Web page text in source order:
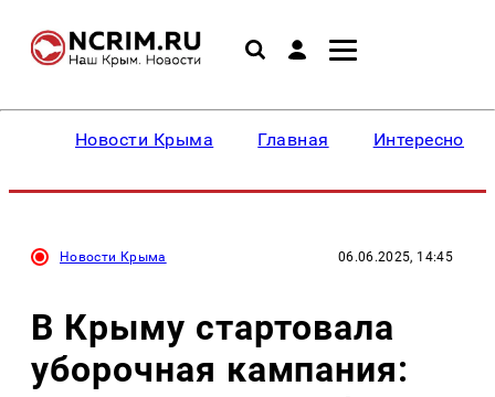
Новости Крыма Главная Интересное
Новости Крыма 06.06.2025, 14:45
В Крыму стартовала
уборочная кампания: